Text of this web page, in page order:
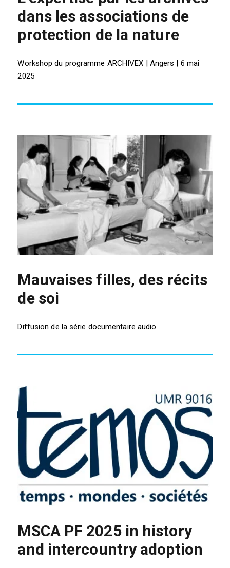
dans les associations de
protection de la nature
Workshop du programme ARCHIVEX | Angers | 6 mai
2025
Mauvaises filles, des récits
de soi
Diffusion de la série documentaire audio
MSCA PF 2025 in history
and intercountry adoption